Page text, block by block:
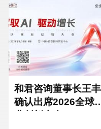
Europe
Hungary
Hong Kong
和君咨询董事长王丰
确认出席2026全球